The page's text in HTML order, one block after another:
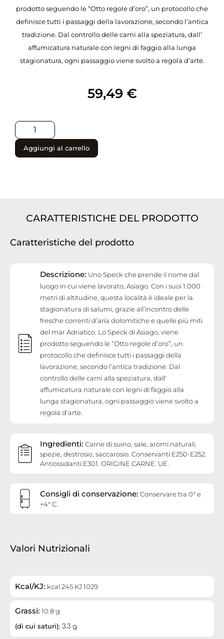
prodotto seguendo le “Otto regole d’oro”, un protocollo che
definisce tutti i passaggi della lavorazione, secondo l’antica
tradizione. Dal controllo delle carni alla speziatura, dall’
affumicatura naturale con legni di faggio alla lunga
stagionatura, ogni passaggio viene svolto a regola d’arte.
59,49 €
Aggiungi al carrello
CARATTERISTICHE DEL PRODOTTO
Caratteristiche del prodotto
Descrizione: Uno Speck che prende il nome dal
luogo in cui viene lavorato, Asiago. Con i suoi 1.000
metri di altitudine, questa località è ideale per la
stagionatura di salumi, grazie all’incontro delle
fresche correnti d’aria dolomitiche e quelle più miti
del mar Adriatico. Lo Speck di Asiago, viene
prodotto seguendo le “Otto regole d’oro”, un
protocollo che definisce tutti i passaggi della
lavorazione, secondo l’antica tradizione. Dal
controllo delle carni alla speziatura, dall'
affumicatura naturale con legni di faggio alla
lunga stagionatura, ogni passaggio viene svolto a
regola d’arte.
Ingredienti: Carne di suino, sale, aromi naturali,
spezie, destrosio, saccarosio. Conservanti:E250-E252.
Antiossidanti:E301. ORIGINE CARNE: UE.
Consigli di conservazione: Conservare tra 0° e
+4° C.
Valori Nutrizionali
Kcal/KJ: kcal 245 KJ 1029
Grassi: 10.8 g
(di cui saturi): 3.3 g